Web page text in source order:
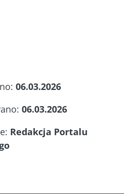
06.03.2026
06.03.2026
Redakcja Portalu